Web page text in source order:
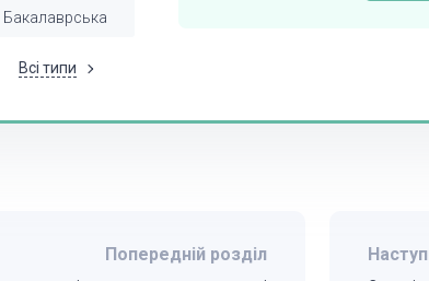
Бакалаврська
Всі типи
Попередній розділ